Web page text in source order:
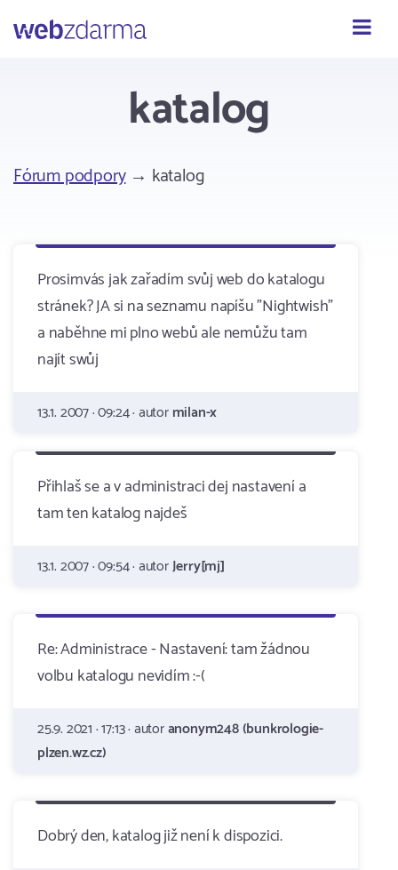
Webzdarma
katalog
Fórum podpory→ katalog
Prosimvás jak zařadím svůj web do katalogu
stránek? JA si na seznamu napíšu "Nightwish"
a naběhne mi plno webů ale nemůžu tam
najít swůj
13.1. 2007 · 09:24 · autormilan-x
Přihlaš se a v administraci dej nastavení a
tam ten katalog najdeš
13.1. 2007 · 09:54 · autorJerry[mj]
Re: Administrace - Nastavení: tam žádnou
volbu katalogu nevidím :-(
25.9. 2021 · 17:13 · autoranonym248 (bunkrologie-
plzen.wz.cz)
Dobrý den, katalog již není k dispozici.